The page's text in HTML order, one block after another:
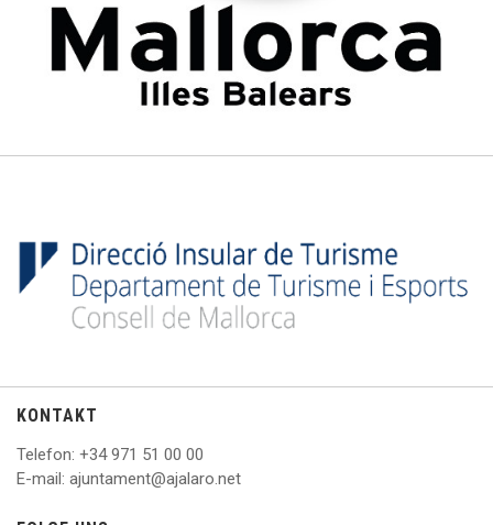
KONTAKT
Telefon: +34 971 51 00 00
E-mail: ajuntament@ajalaro.net